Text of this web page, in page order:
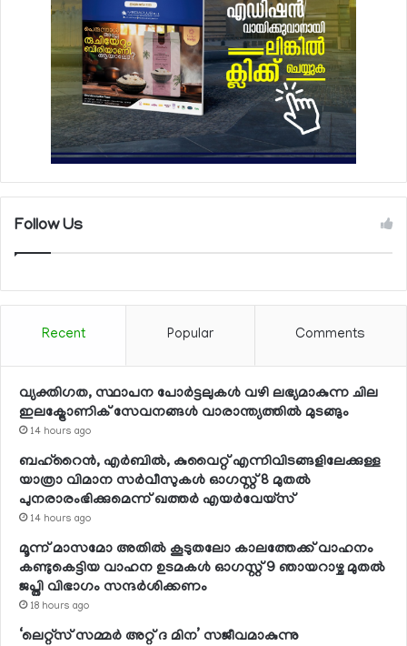
Follow Us
Recent Popular Comments
വ്യക്തിഗത, സ്ഥാപന പോര്‍ട്ടലുകള്‍ വഴി ലഭ്യമാകുന്ന ചില
ഇലക്ട്രോണിക് സേവനങ്ങള്‍ വാരാന്ത്യത്തില്‍ മുടങ്ങും
14 hours ago
ബഹ്റൈന്‍, എര്‍ബില്‍, കുവൈറ്റ് എന്നിവിടങ്ങളിലേക്കുള്ള
യാത്രാ വിമാന സര്‍വീസുകള്‍ ഓഗസ്റ്റ് 8 മുതല്‍
പുനരാരംഭിക്കുമെന്ന് ഖത്തര്‍ എയര്‍വേയ്സ്
14 hours ago
മൂന്ന് മാസമോ അതില്‍ കൂടുതലോ കാലത്തേക്ക് വാഹനം
കണ്ടുകെട്ടിയ വാഹന ഉടമകള്‍ ഓഗസ്റ്റ് 9 ഞായറാഴ്ച മുതല്‍
ജപ്തി വിഭാഗം സന്ദര്‍ശിക്കണം
18 hours ago
‘ലെറ്റ്‌സ് സമ്മര്‍ അറ്റ് ദ മിന’ സജീവമാകുന്നു